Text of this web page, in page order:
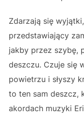
Zdarzają się
przedstawiający
jakby przez szybę,
deszczu. Czuje się
powietrzu i słyszy
to ten sam deszcz,
akordach muzyki